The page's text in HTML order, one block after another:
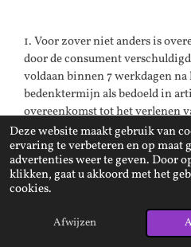
Deze website maakt gebruik van
ervaring te verbeteren en op maat
advertenties weer te geven. Door
klikken, gaat u akkoord met het
cookies.
Afwijzen
1. Voor zover niet anders is
door de consument
voldaan binnen 7 werkdagen na
bedenktermijn als bedoeld in
overeenkomst tot het verlenen
termijn aan nadat de
overeenkomst heeft ontvangen.
2. De consument heeft de
verstrekte of vermelde
3. In geval van wanbetaling